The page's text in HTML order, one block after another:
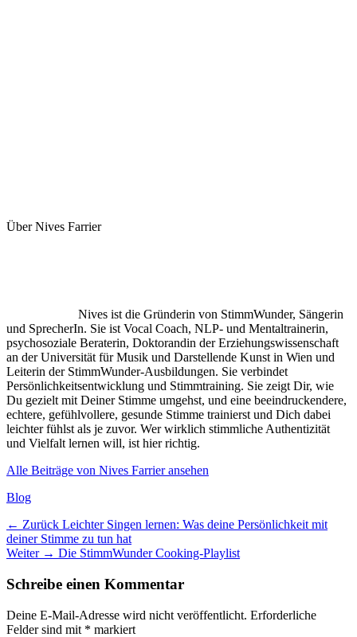
Über Nives Farrier
Nives ist die Gründerin von StimmWunder, Sängerin
und SprecherIn. Sie ist Vocal Coach, NLP- und Mentaltrainerin,
psychosoziale Beraterin, Doktorandin der Erziehungswissenschaft
an der Universität für Musik und Darstellende Kunst in Wien und
Leiterin der StimmWunder-Ausbildungen. Sie verbindet
Persönlichkeitsentwicklung und Stimmtraining. Sie zeigt Dir, wie
Du gezielt mit Deiner Stimme umgehst, und eine beeindruckendere,
echtere, gefühlvollere, gesunde Stimme trainierst und Dich dabei
leichter fühlst als je zuvor. Wer wirklich stimmliche Authentizität
und Vielfalt lernen will, ist hier richtig.
Alle Beiträge von Nives Farrier ansehen
Kategorien
Blog
Beitragsnavigation
← Zurück Vorheriger
Beitrag:
Leichter Singen lernen: Was deine Persönlichkeit mit
deiner Stimme zu tun hat
Weiter → Nächster
Die StimmWunder Cooking-Playlist
Schreibe einen Kommentar
Deine E-Mail-Adresse wird nicht veröffentlicht. Erforderliche
Felder sind mit * markiert